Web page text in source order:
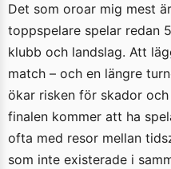
Det som oroar mig mest
toppspelare spelar redan
klubb och landslag. Att
match – och en längre
ökar risken för skador
finalen kommer att ha
ofta med resor mellan
som inte existerade i